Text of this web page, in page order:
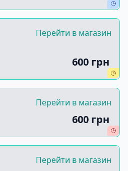
Перейти в магазин
600 грн
Перейти в магазин
600 грн
Перейти в магазин